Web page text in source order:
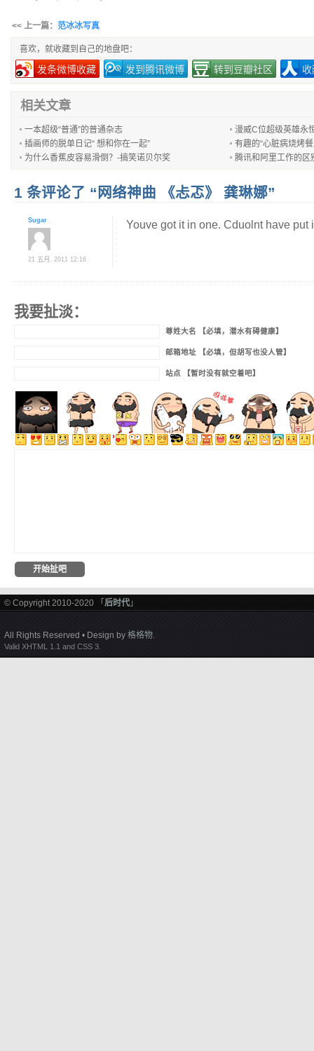
<< 上一篇： 范冰冰写真
喜欢，就收藏到自己的地盘吧：
发条微博收藏 发到腾讯微博 转到豆瓣社区
相关文章
一本超级“普通”的普通杂志
漫威C位超级英雄永
插画师的脱单日记“ 想和你在一起”
有趣的“心脏病烧烤
为什么香蕉皮容易滑倒？-搞笑诺贝尔奖
腾讯和阿里工作的区
1 条评论了 “网络神曲 《忐忑》 龚琳娜”
Sugar
21 五月, 2011 12:16
Youve got it in one. Cduolnt have put
我要扯淡：
尊姓大名 【必填，潜水有碍健康】
邮箱地址 【必填，但胡写也没人管】
站点 【暂时没有就空着吧】
© Copyright 2010-2020 「 后时代 」
All Rights Reserved • Design by 格格物.
Valid XHTML 1.1 and CSS 3.